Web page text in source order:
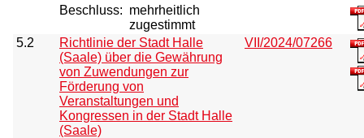
Beschluss: mehrheitlich
zugestimmt
5.2
Richtlinie der Stadt Halle
(Saale) über die Gewährung
von Zuwendungen zur
Förderung von
Veranstaltungen und
Kongressen in der Stadt Halle
(Saale)
VII/2024/07266